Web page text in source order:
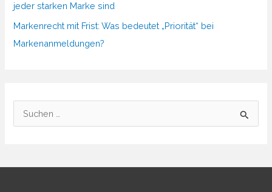
jeder starken Marke sind
Markenrecht mit Frist: Was bedeutet „Priorität“ bei
Markenanmeldungen?
u